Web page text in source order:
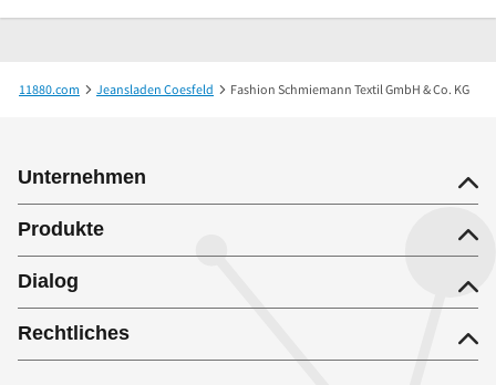
11880.com Jeansladen Coesfeld Fashion Schmiemann Textil GmbH & Co. KG
Unternehmen
Produkte
Dialog
Rechtliches